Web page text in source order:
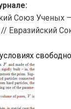
Союз Ученых
// Евразийский